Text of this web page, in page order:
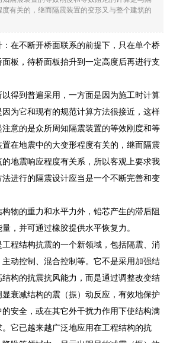
有关的，继而隔震装置的变形又与整个建筑的
在不断开桥面联系的前提下，只在单个桥
板，待桥面板抬升到一定高度后再进行支
得到普遍采用，一方面是因为施工时计算
为它和现有的规范计算方法很接近，这样
意的是众所周知隔震装置的等效刚度和等
在地震中的大变形程度有关的，继而隔震
地震响应程度有关系，所以客观上要求我
进行的隔震设计应当是一个不断完善和变
物的重力和水平力外，铅芯产生的滞后阻
，并可通过橡胶提供水平恢复力。
程结构抗震的一个新领域，包括隔震、消
动控制、混合控制等。它不是采用加强结
构的抗震抗风能力，而是通过调整改变结
衰减结构的震（振）动反应，有效地保护
安全，或在其它外干扰力作用下使结构满
它已越来越广泛地应用在工程结构的抗